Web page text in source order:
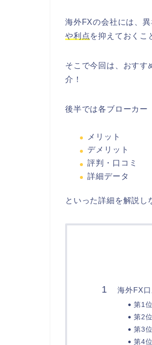
海外FXの会社には、
や利点を抑えておくこ
そこで今回は、おすす
介！
後半では各ブローカー
メリット
デメリット
評判・口コミ
詳細データ
といった詳細を解説し
海外FX
第1
第2
第3
第4